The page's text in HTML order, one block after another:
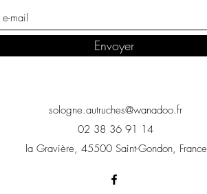
Envoyer
sologne.autruches@wanadoo.fr
02 38 36 91 14
la Gravière, 45500 Saint-Gondon, France